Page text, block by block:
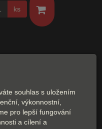
ks
souhlas s uložením
výkonnostní,
pro lepší fungování
a cílení a